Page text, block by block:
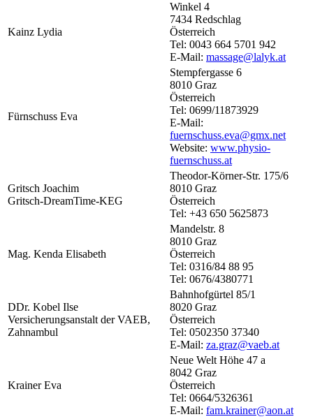
Kainz Lydia
Winkel 4
7434 Redschlag
Österreich
Tel: 0043 664 5701 942
E-Mail: massage@lalyk.at
Fürnschuss Eva
Stempfergasse 6
8010 Graz
Österreich
Tel: 0699/11873929
E-Mail:
fuernschuss.eva@gmx.net
Website: www.physio-
fuernschuss.at
Gritsch Joachim
Gritsch-DreamTime-KEG
Theodor-Körner-Str. 175/6
8010 Graz
Österreich
Tel: +43 650 5625873
Mag. Kenda Elisabeth
Mandelstr. 8
8010 Graz
Österreich
Tel: 0316/84 88 95
Tel: 0676/4380771
DDr. Kobel Ilse
Versicherungsanstalt der VAEB,
Zahnambul
Bahnhofgürtel 85/1
8020 Graz
Österreich
Tel: 0502350 37340
E-Mail: za.graz@vaeb.at
Krainer Eva
Neue Welt Höhe 47 a
8042 Graz
Österreich
Tel: 0664/5326361
E-Mail: fam.krainer@aon.at